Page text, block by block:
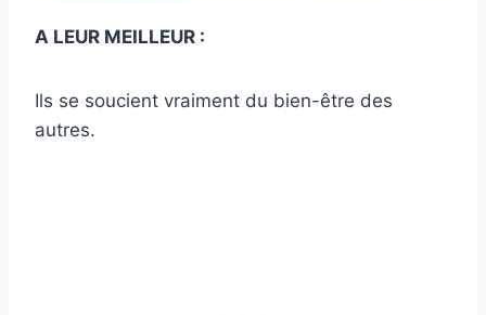
A LEUR MEILLEUR :
Ils se soucient vraiment du bien-être des
autres.